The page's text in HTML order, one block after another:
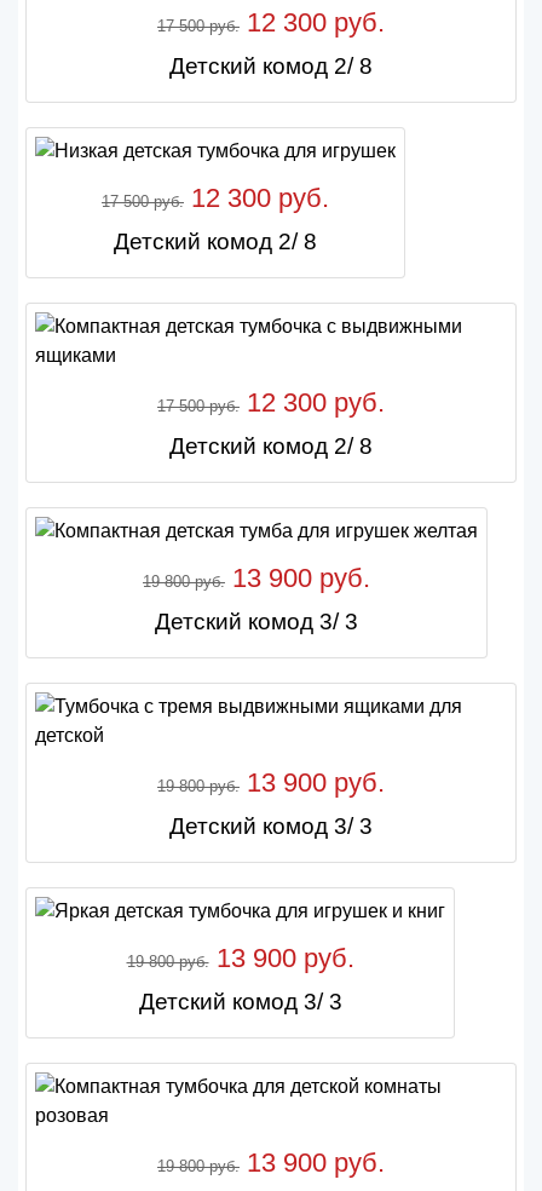
17 500 руб. 12 300 руб.
Детский комод 2/ 8
17 500 руб. 12 300 руб.
Детский комод 2/ 8
17 500 руб. 12 300 руб.
Детский комод 2/ 8
19 800 руб. 13 900 руб.
Детский комод 3/ 3
19 800 руб. 13 900 руб.
Детский комод 3/ 3
19 800 руб.13 900 руб.
Детский комод 3/ 3
19 800 руб. 13 900 руб.